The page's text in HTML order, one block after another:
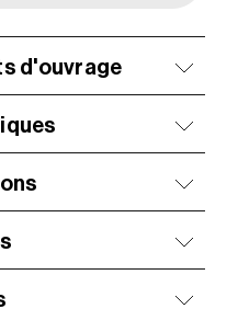
d'ouvrage
grâce aux